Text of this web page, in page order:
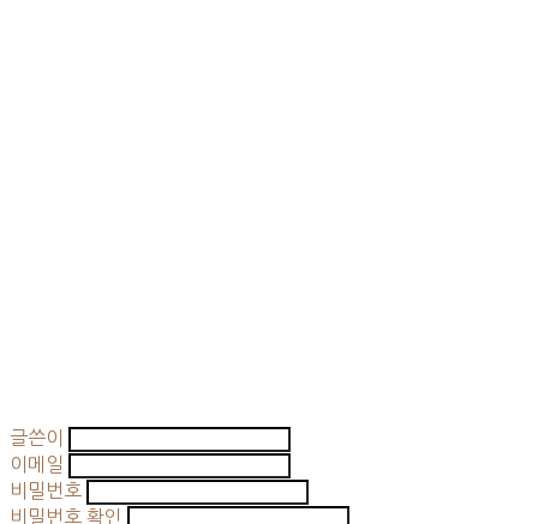
글쓴이
이메일
비밀번호
비밀번호 확인